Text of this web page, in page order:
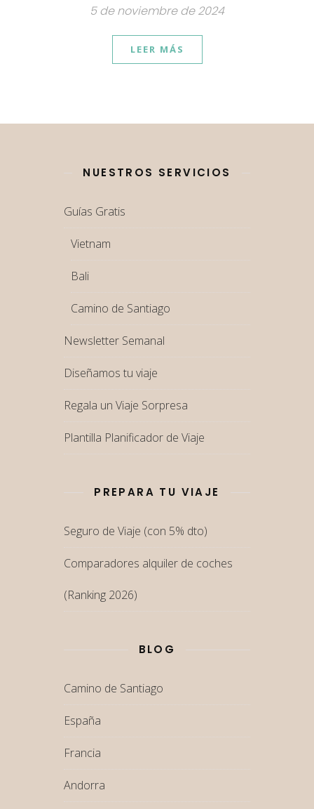
5 de noviembre de 2024
LEER MÁS
NUESTROS SERVICIOS
Guías Gratis
Vietnam
Bali
Camino de Santiago
Newsletter Semanal
Diseñamos tu viaje
Regala un Viaje Sorpresa
Plantilla Planificador de Viaje
PREPARA TU VIAJE
Seguro de Viaje (con 5% dto)
Comparadores alquiler de coches
(Ranking 2026)
BLOG
Camino de Santiago
España
Francia
Andorra